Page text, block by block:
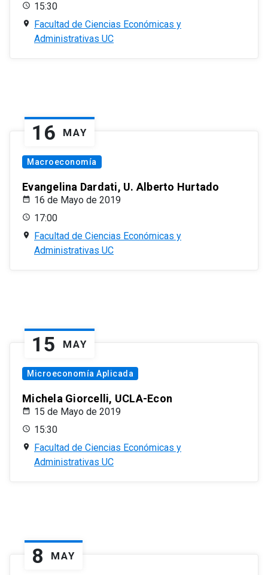
15:30
Facultad de Ciencias Económicas y
Administrativas UC
16 MAY
Macroeconomía
Evangelina Dardati, U. Alberto Hurtado
16 de Mayo de 2019
17:00
Facultad de Ciencias Económicas y
Administrativas UC
15 MAY
Microeconomía Aplicada
Michela Giorcelli, UCLA-Econ
15 de Mayo de 2019
15:30
Facultad de Ciencias Económicas y
Administrativas UC
8 MAY